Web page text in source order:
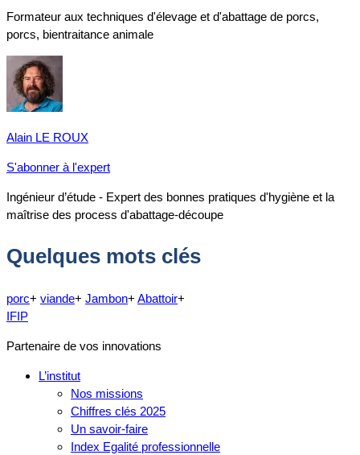
Formateur aux techniques d'élevage et d'abattage de porcs,
porcs, bientraitance animale
Alain LE ROUX
S'abonner à l'expert
Ingénieur d’étude - Expert des bonnes pratiques d'hygiène et la
maîtrise des process d'abattage-découpe
Quelques mots clés
porc+ viande+ Jambon+ Abattoir+
IFIP
Partenaire de vos innovations
L’institut
Nos missions
Chiffres clés 2025
Un savoir-faire
Index Egalité professionnelle